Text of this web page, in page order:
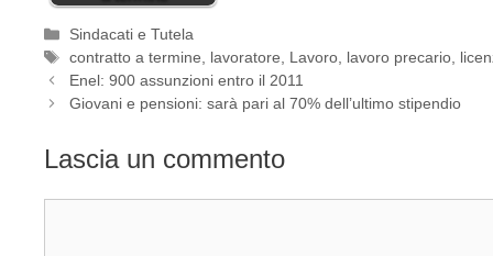
Categorie
Sindacati e Tutela
Tag
contratto a termine, lavoratore, Lavoro, lavoro precario,
Enel: 900 assunzioni entro il 2011
Giovani e pensioni: sarà pari al 70% dell’ultimo stipendio
Lascia un commento